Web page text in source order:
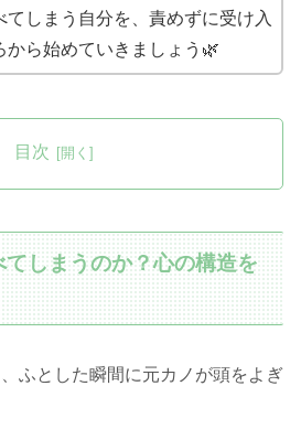
てしまう自分を、責めずに受け入
から始めていきましょう🌿
目次
しまうのか？心の構造を
ふとした瞬間に元カノが頭をよぎ